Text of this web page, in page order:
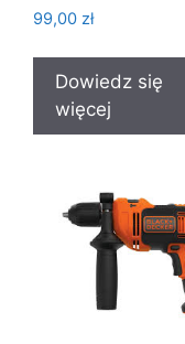
99,00 zł
Dowiedz się
więcej